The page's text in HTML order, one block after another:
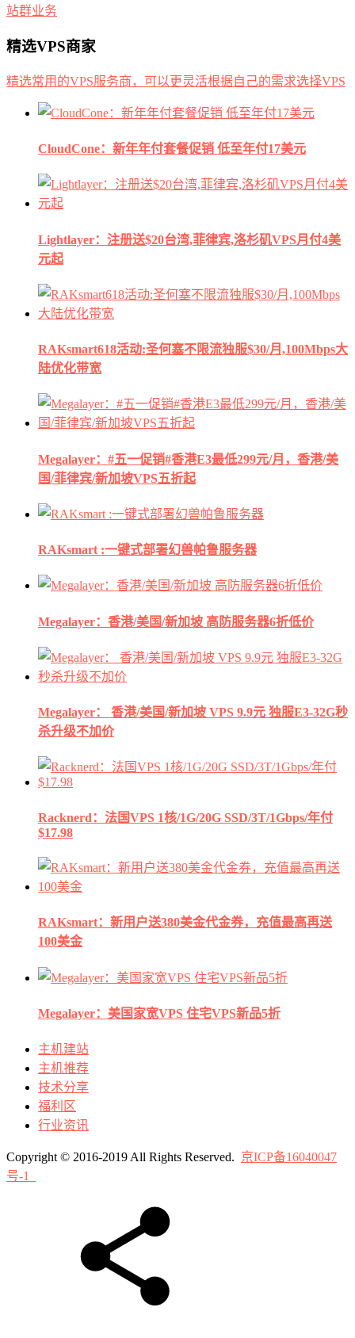
站群业务
精选VPS商家
精选常用的VPS服务商，可以更灵活根据自己的需求选择VPS
CloudCone：新年年付套餐促销 低至年付17美元
Lightlayer：注册送$20台湾,菲律宾,洛杉矶VPS月付4美
元起
RAKsmart618活动:圣何塞不限流独服$30/月,100Mbps大
陆优化带宽
Megalayer：#五一促销#香港E3最低299元/月，香港/美
国/菲律宾/新加坡VPS五折起
RAKsmart :一键式部署幻兽帕鲁服务器
Megalayer：香港/美国/新加坡 高防服务器6折低价
Megalayer： 香港/美国/新加坡 VPS 9.9元 独服E3-32G秒
杀升级不加价
Racknerd：法国VPS 1核/1G/20G SSD/3T/1Gbps/年付
$17.98
RAKsmart：新用户送380美金代金券，充值最高再送
100美金
Megalayer：美国家宽VPS 住宅VPS新品5折
主机建站
主机推荐
技术分享
福利区
行业资讯
Copyright © 2016-2019 All Rights Reserved. 京ICP备16040047
号-1